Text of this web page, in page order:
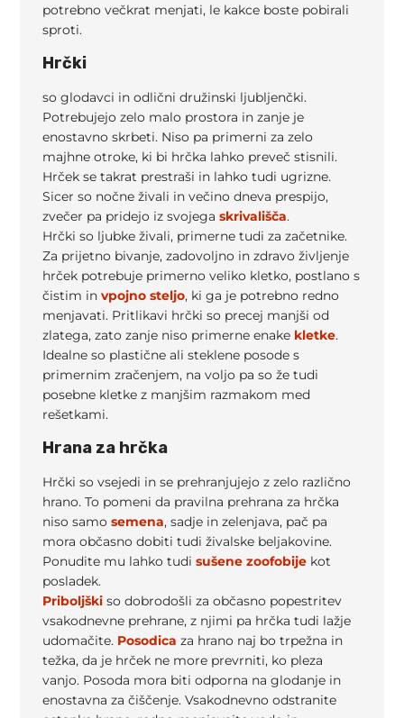
potrebno večkrat menjati, le kakce boste pobirali
sproti.
Hrčki
so glodavci in odlični družinski ljubljenčki.
Potrebujejo zelo malo prostora in zanje je
enostavno skrbeti. Niso pa primerni za zelo
majhne otroke, ki bi hrčka lahko preveč stisnili.
Hrček se takrat prestraši in lahko tudi ugrizne.
Sicer so nočne živali in večino dneva prespijo,
zvečer pa pridejo iz svojegaskrivališča.
Hrčki so ljubke živali, primerne tudi za začetnike.
Za prijetno bivanje, zadovoljno in zdravo življenje
hrček potrebuje primerno veliko kletko, postlano s
čistim invpojno steljo, ki ga je potrebno redno
menjavati. Pritlikavi hrčki so precej manjši od
zlatega, zato zanje niso primerne enake kletke.
Idealne so plastične ali steklene posode s
primernim zračenjem, na voljo pa so že tudi
posebne kletke z manjšim razmakom med
rešetkami.
Hrana za hrčka
Hrčki so vsejedi in se prehranjujejo z zelo različno
hrano. To pomeni da pravilna prehrana za hrčka
niso samosemena, sadje in zelenjava, pač pa
mora občasno dobiti tudi živalske beljakovine.
Ponudite mu lahko tudisušene zoofobije kot
posladek.
Priboljški so dobrodošli za občasno popestritev
vsakodnevne prehrane, z njimi pa hrčka tudi lažje
udomačite. Posodica za hrano naj bo trpežna in
težka, da je hrček ne more prevrniti, ko pleza
vanjo. Posoda mora biti odporna na glodanje in
enostavna za čiščenje. Vsakodnevno odstranite